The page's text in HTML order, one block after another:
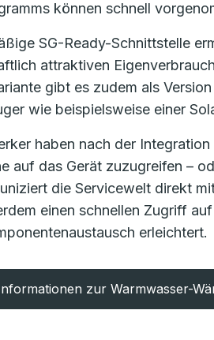
können schnell
SG-Ready-Schnittstelle
attraktiven
gibt es zudem als
wie beispielsweise einer
haben nach der
auf das Gerät zuzugreifen –
die Servicewelt direkt
einen schnellen Zugriff
erleichtert.
zur Warmwasser-